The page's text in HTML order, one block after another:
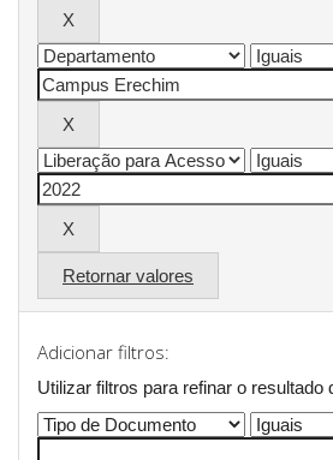
Retornar valores
Adicionar filtros:
Utilizar filtros para refinar o resultado